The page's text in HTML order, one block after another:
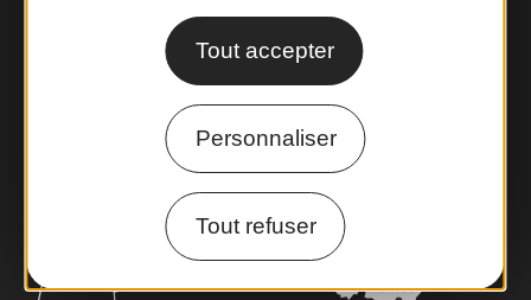
Tout accepter
Personnaliser
Tout refuser
Cartoguides et Topoguides
Latitude Gard